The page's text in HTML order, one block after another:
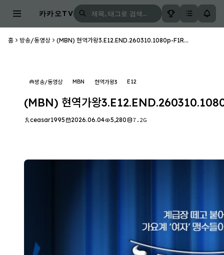
카카오TV
홈 방송/동영상 (MBN) 현역가왕3.E12.END.260310.1080p-F1R...
방송/동영상 MBN 현역가왕3 E12
(MBN) 현역가왕
ceasar1995 2026.06.04 5,280 7.2G